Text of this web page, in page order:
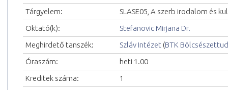
Tárgyelem:
SLASE05, A szerb irodalom és
Oktató(k):
Stefanovic Mirjana Dr.
Meghirdető tanszék:
Szláv Intézet (BTK
Óraszám:
heti 1.00
Kreditek száma:
1